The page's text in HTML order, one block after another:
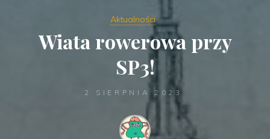
Aktualności
Wiata rowerowa przy
SP3!
2 SIERPNIA 2023